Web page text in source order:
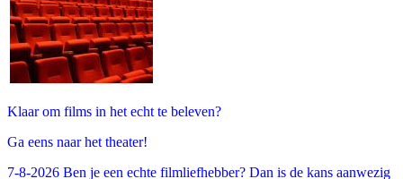
Klaar om films in het echt te beleven?
Ga eens naar het theater!
7-8-2026 Ben je een echte filmliefhebber? Dan is de kans aanwezig